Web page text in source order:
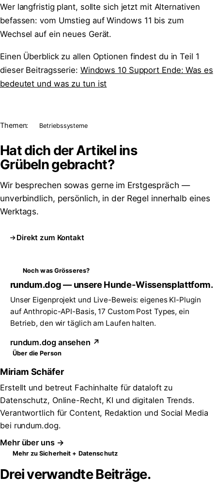
Wer langfristig plant, sollte sich jetzt mit Alternativen
befassen: vom Umstieg auf Windows 11 bis zum
Wechsel auf ein neues Gerät.
Einen Überblick zu allen Optionen findest du in Teil 1
dieser Beitragsserie: Windows 10 Support Ende: Was es
bedeutet und was zu tun ist
Themen: Betriebssysteme
Hat dich der Artikel ins
Grübelngebracht?
Wir besprechen sowas gerne im Erstgespräch —
unverbindlich, persönlich, in der Regel innerhalb eines
Werktags.
Direkt zum Kontakt
Noch was Grösseres?
rundum.dog — unsere Hunde-Wissensplattform.
Unser Eigenprojekt und Live-Beweis: eigenes KI-Plugin
auf Anthropic-API-Basis, 17 Custom Post Types, ein
Betrieb, den wir täglich am Laufen halten.
rundum.dog ansehen ↗
Über die Person
Miriam Schäfer
Erstellt und betreut Fachinhalte für dataloft zu
Datenschutz, Online-Recht, KI und digitalen Trends.
Verantwortlich für Content, Redaktion und Social Media
bei rundum.dog.
Mehr über uns →
Mehr zu Sicherheit + Datenschutz
Drei verwandte Beiträge.